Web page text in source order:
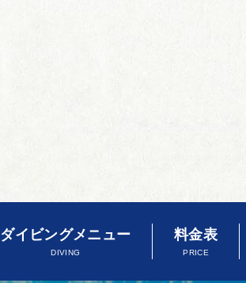
ダイビングメニュー
DIVING
料金表
PRICE